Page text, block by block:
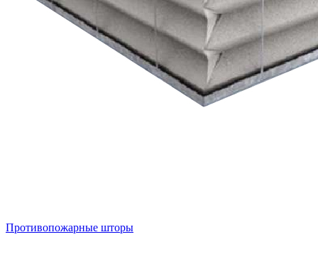
Противопожарные шторы